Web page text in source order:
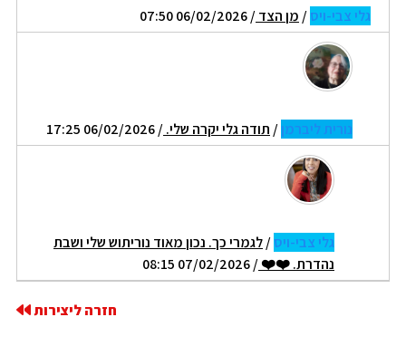
גלי צבי-ויס/ מן הצד/ 06/02/2026 07:50
נורית ליברמן/ תודה גלי יקרה שלי./ 06/02/2026 17:25
גלי צבי-ויס/לגמרי כך. נכון מאוד נוריתוש שלי ושבת
נהדרת. ❤️❤️/ 07/02/2026 08:15
חזרה ליצירות